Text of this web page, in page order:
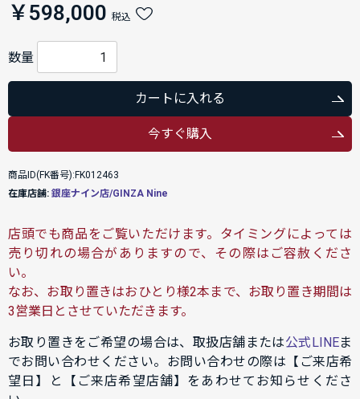
￥598,000 税込
数量
カートに入れる
今すぐ購入
商品ID(FK番号):FK012463
在庫店舗: 銀座ナイン店/GINZA Nine
店頭でも商品をご覧いただけます。タイミングによっては
売り切れの場合がありますので、その際はご容赦くださ
い。
なお、お取り置きはおひとり様2本まで、お取り置き期間は
3営業日とさせていただきます。
お取り置きをご希望の場合は、取扱店舗または公式LINEま
でお問い合わせください。お問い合わせの際は【ご来店希
望日】と【ご来店希望店舗】をあわせてお知らせくださ